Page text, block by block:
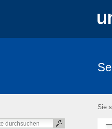
Sie